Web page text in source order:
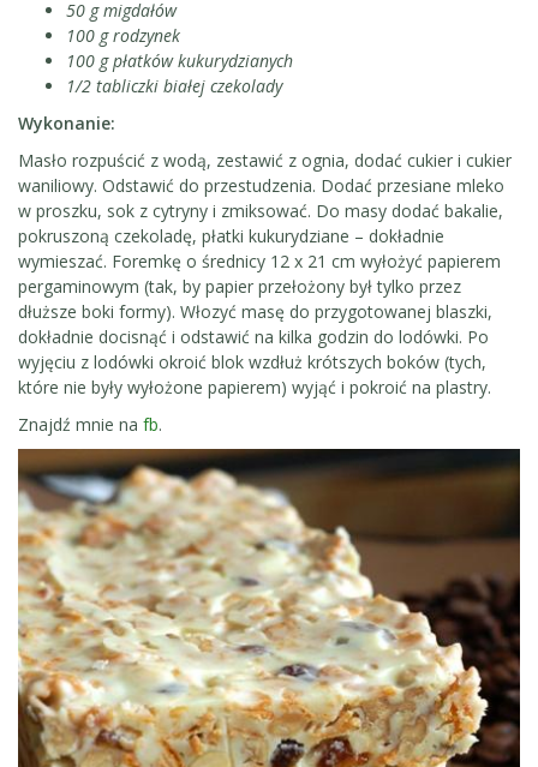
50 g migdałów
100 g rodzynek
100 g płatków kukurydzianych
1/2 tabliczki białej czekolady
Wykonanie:
Masło rozpuścić z wodą, zestawić z ognia, dodać cukier i cukier
waniliowy. Odstawić do przestudzenia. Dodać przesiane mleko
w proszku, sok z cytryny i zmiksować. Do masy dodać bakalie,
pokruszoną czekoladę, płatki kukurydziane – dokładnie
wymieszać. Foremkę o średnicy 12 x 21 cm wyłożyć papierem
pergaminowym (tak, by papier przełożony był tylko przez
dłuższe boki formy). Włozyć masę do przygotowanej blaszki,
dokładnie docisnąć i odstawić na kilka godzin do lodówki. Po
wyjęciu z lodówki okroić blok wzdłuż krótszych boków (tych,
które nie były wyłożone papierem) wyjąć i pokroić na plastry.
Znajdź mnie na fb.